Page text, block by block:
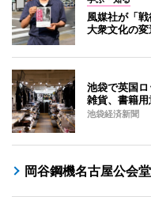
風媒社が「
大衆文化の
池袋で英国ロ
雑貨、書籍用
池袋経済新聞
岡谷鋼機名古屋公会堂